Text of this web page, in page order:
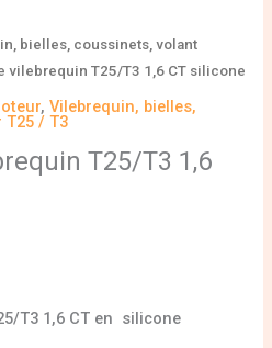
bielles, coussinets, volant
vilebrequin T25/T3 1,6 CT silicone
,Vilebrequin, bielles,
/ T3
T25/T3 1,6
T3 1,6 CT en silicone